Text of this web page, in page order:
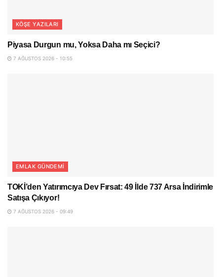
KÖŞE YAZILARI
Piyasa Durgun mu, Yoksa Daha mı Seçici?
7 AĞUSTOS 2026 - 10:55
EMLAK GÜNDEMI
TOKİ’den Yatırımcıya Dev Fırsat: 49 İlde 737 Arsa İndirimle
Satışa Çıkıyor!
7 AĞUSTOS 2026 - 09:49